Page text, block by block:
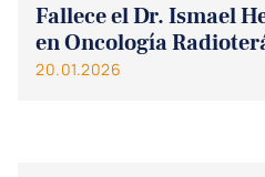
Fallece el Dr. Ismael
en Oncología
20.01.2026